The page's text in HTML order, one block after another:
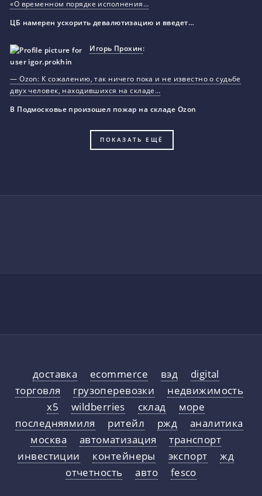
«О временном порядке исполнения…
ЦБ намерен ускорить девалютизацию и введет…
Игорь Прохин:
— Ozon: К сожалению, так ничего пока и не известно о судьбе
двух человек, находившихся на складе…
В Подмосковье произошел пожар на складе Ozon
ПОКАЗАТЬ ЕЩЁ
доставка ecommerce вэд
digital
торговля
грузоперевозки
недвижимость
x5
wildberries склад
море
последняямиля
ритейл ржд
аналитика
москва
автоматизация
транспорт
инвестиции
контейнеры экспорт
жд
отчетность
авто fesco